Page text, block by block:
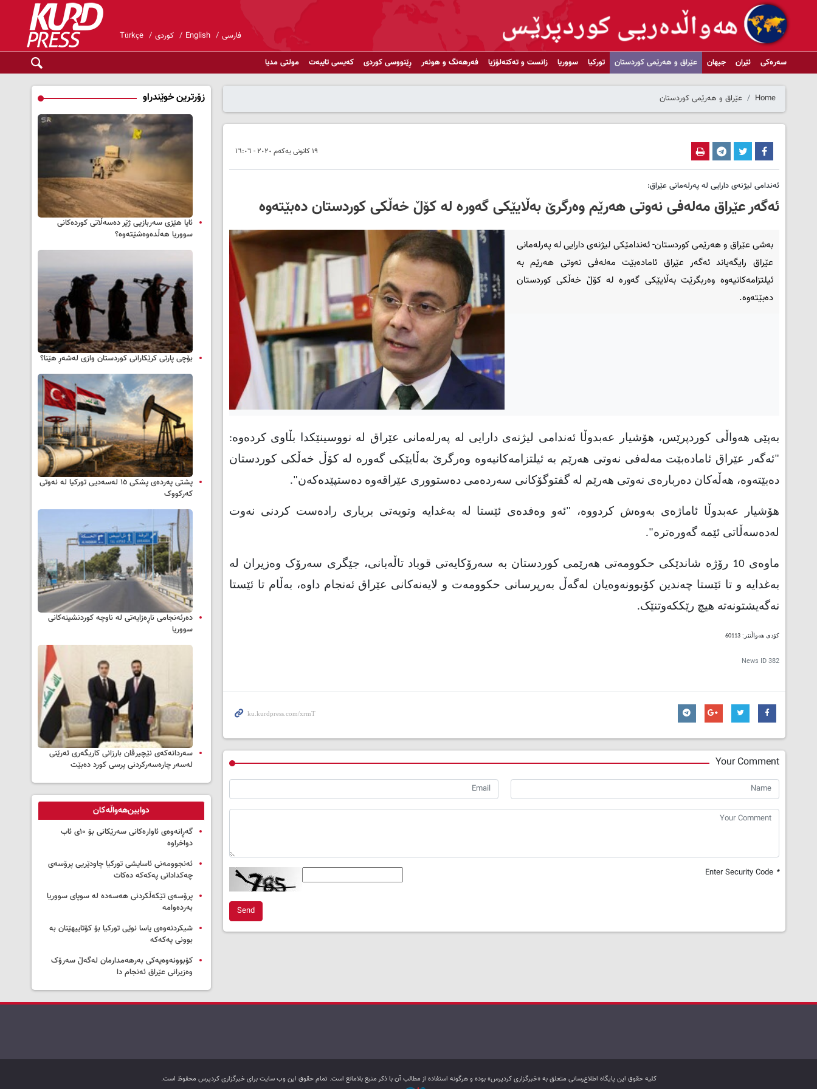
فارسی English کوردی Türkçe
سەرەکی ئێران جیهان عێراق و هەرێمی کوردستان تورکیا سووریا زانست و تەکنەلۆژیا فەرهەنگ و هونەر ڕێنووسی کوردی کەیسی تایبەت مولتی مدیا
Home عێراق و هەرێمی کوردستان
١٩ کانونی یەکەم ٢٠٢٠ - ١٦:٠٦
ئەندامی لیژنەی دارایی لە پەرلەمانی عێراق:
ئەگەر عێراق مەلەفی نەوتی هەرێم وەرگرێ بەڵایێکی گەورە لە کۆڵ خەڵکی کوردستان دەبێتەوە
بەشی عێراق و هەرێمی کوردستان- ئەندامێکی لیژنەی دارایی لە پەرلەمانی
عێراق رایگەیاند ئەگەر عێراق ئامادەبێت مەلەفی نەوتی هەرێم بە
ئیلتزامەکانیەوە وەربگرێت بەڵایێکی گەورە لە کۆڵ خەڵکی کوردستان
دەبێتەوە.
بەپێی هەواڵی کوردپرێس، هۆشیار عەبدوڵا ئەندامی لیژنەی دارایی لە پەرلەمانی عێراق لە نووسینێکدا بڵاوی کردەوە:
"ئەگەر عێراق ئامادەبێت مەلەفی نەوتی هەرێم بە ئیلتزامەکانیەوە وەرگرێ بەڵایێکی گەورە لە کۆڵ خەڵکی کوردستان
دەبێتەوە، هەڵەکان دەربارەی نەوتی هەرێم لە گفتوگۆکانی سەردەمی دەستووری عێراقەوە دەستپێدەکەن".
هۆشیار عەبدوڵا ئاماژەی بەوەش کردووە، "ئەو وەفدەی ئێستا لە بەغدایە وتویەتی بریاری رادەست کردنی نەوت
لەدەسەڵاتی ئێمە گەورەترە".
ماوەی 10 رۆژە شاندێکی حکوومەتی هەرێمی کوردستان بە سەرۆکایەتی قوباد تاڵەبانی، جێگری سەرۆک وەزیران لە
بەغدایە و تا ئێستا چەندین کۆبوونەوەیان لەگەڵ بەرپرسانی حکوومەت و لایەنەکانی عێراق ئەنجام داوە، بەڵام تا ئێستا
نەگەیشتونەتە هیچ رێککەوتنێک.
کۆدی هەواڵنێر: 60113
News ID382
Your Comment
*
Send
زۆرترین خوێندراو
ئایا هێزی سەربازیی ژێر دەسەڵاتی کوردەکانی
سووریا هەڵدەوەشێتەوە؟
بۆچی پارتی کرێکارانی کوردستان وازی لەشەڕ هێنا؟
پشتی پەردەی پشکی ١٥ لەسەدیی تورکیا لە نەوتی
کەرکووک
دەرئەنجامی ناڕەزایەتی لە ناوچە کوردنشینەکانی
سووریا
سه‌ردانه‌کەی نێچیرڤان بارزانی كاریگه‌ری ئه‌رێنی
له‌سه‌ر چاره‌سه‌ركردنی پرسی كورد ده‌بێت
دوایین‌هەواڵەکان
گەڕانەوەی ئاوارەکانی سەرێکانی بۆ ۱۰ی ئاب
دواخراوە
ئەنجوومەنی ئاسایشی تورکیا چاودێریی پرۆسەی
چەکدادانی پەکەکە دەکات
پرۆسەی تێکەڵکردنی هەسەدە لە سوپای سووریا
بەردەوامە
شیکردنەوەی یاسا نوێی تورکیا بۆ کۆتاییهێنان بە
بوونی پەکەکە
کۆبوونەوەیەکی بەرهەمدارمان لەگەڵ سەرۆک
وەزیرانی عێراق ئەنجام دا
کليه حقوق اين پایگاه اطلاع‌رسانی متعلق به «خبرگزاری کردپرس» بوده و هرگونه استفاده از مطالب آن با ذکر منبع بلامانع است. تمام حقوق این وب سایت برای خبرگزاری کردپرس محفوظ است.